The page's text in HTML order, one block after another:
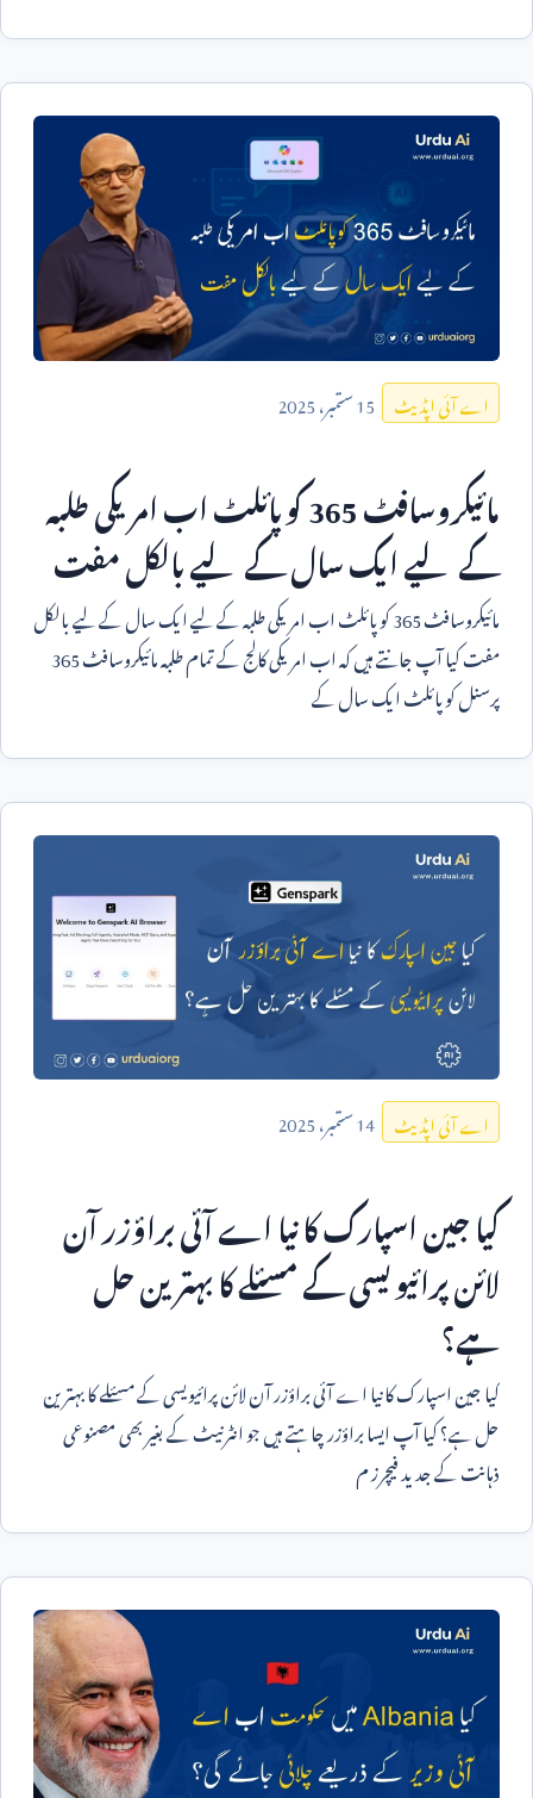
اے آئی اپڈیٹ 15ستمبر،2025
مائیکروسافٹ365کوپائلٹ اب امریکی طلبہ
کے لیے ایک سال کے لیے بالکل مفت
مائیکروسافٹ365کوپائلٹ اب امریکی طلبہ کے لیے ایک سال کے لیے بالکل
مفت کیا آپ جانتے ہیں کہ اب امریکی کالج کے تمام طلبہ مائیکروسافٹ
365
پرسنل کوپائلٹ ایک سال کے
اے آئی اپڈیٹ 14ستمبر،2025
کیا جین اسپارک کا نیا اے آئی براؤزر آن
لائن پرائیویسی کے مسئلے کا بہترین حل
ہے؟
کیا جین اسپارک کا نیا اے آئی براؤزر آن لائن پرائیویسی کے مسئلے کا بہترین
حل ہے؟ کیا آپ ایسا براؤزر چاہتے ہیں جو انٹرنیٹ کے بغیر بھی مصنوعی
ذہانت کے جدید فیچرز م